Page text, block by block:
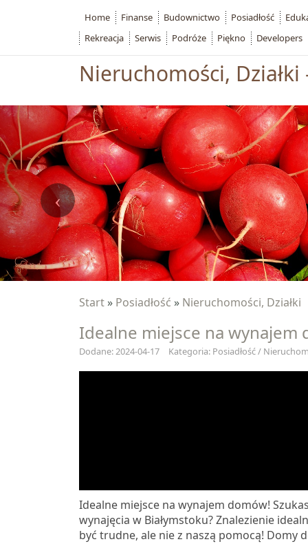
Nieruchomości,
Start » Posiadłość » Nieruchomości, Działki
Idealne miejsce na wynajem
Dodane: 2024-04-17 Kategoria: Posiadłość /
Idealne miejsce na wynajem domów!
wynajęcia w Białymstoku? Znalezienie
być trudne, ale nie z naszą pomocą! Domy
Home Finanse Budownictwo Posiadłość
Rekreacja
Serwis Podróże Piękno Developers